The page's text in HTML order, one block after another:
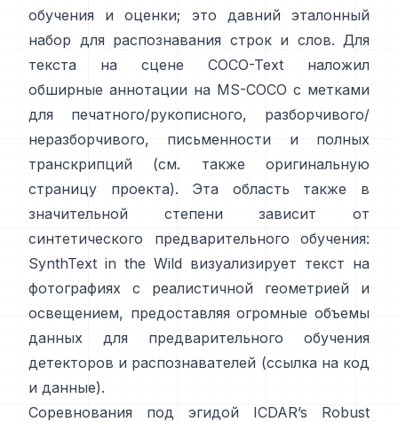
обучения и оценки; это давний эталонный
набор для распознавания строк и слов. Для
текста на сцене
COCO-Text
наложил
обширные аннотации на MS-COCO с метками
для печатного/рукописного, разборчивого/
неразборчивого, письменности и полных
транскрипций (см. также оригинальную
страницу проекта). Эта область также в
значительной степени зависит от
синтетического предварительного обучения:
SynthText in the Wild визуализирует текст на
фотографиях с реалистичной геометрией и
освещением, предоставляя огромные объемы
данных для предварительного обучения
детекторов и распознавателей (ссылка на код
и данные).
Соревнования под эгидой
ICDAR’s Robust